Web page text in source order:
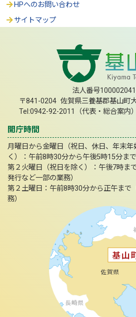
HPへのお問い合わせ
サイトマップ
法人番号
〒841-0204 佐賀県三養基郡基山町
Tel:0942-92-2011（代表・総合案
開庁時間
月曜日から金曜日（祝日、休日、年末
く）：午前8時30分から午後5時15分まで
第２火曜日（祝日を除く）：午後7時ま
発行など一部の業務）
第２土曜日：午前8時30分から正午まで
務）